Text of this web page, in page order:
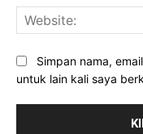
Simpan nama,
untuk lain kali saya